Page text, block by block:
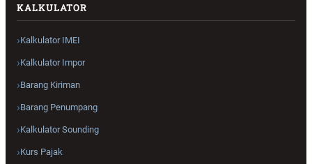
KALKULATOR
Kalkulator IMEI
Kalkulator Impor
Barang Kiriman
Barang Penumpang
Kalkulator Sounding
Kurs Pajak